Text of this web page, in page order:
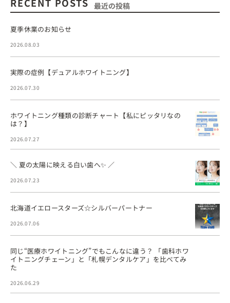
最近の投稿
夏季休業のお知らせ
2026.08.03
実際の症例【デュアルホワイトニング】
2026.07.30
ホワイトニング種類の診断チャート【私にピッタリなの
は？】
2026.07.27
＼ 夏の太陽に映える白い歯へ✨ ／
2026.07.23
北海道イエロースターズ☆シルバーパートナー
2026.07.06
同じ“医療ホワイトニング”でもこんなに違う？ 「歯科ホワ
イトニングチェーン」と「札幌デンタルケア」を比べてみ
た
2026.06.29